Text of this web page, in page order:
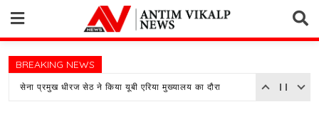
content
BREAKING NEWS
सेना प्रमुख धीरज सेठ ने किया यूबी एरिया मुख्यालय का दौरा